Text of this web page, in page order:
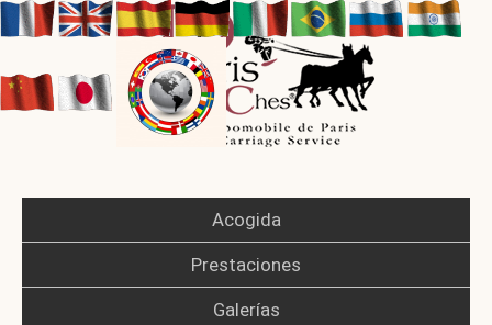
Acogida
Prestaciones
Galerías